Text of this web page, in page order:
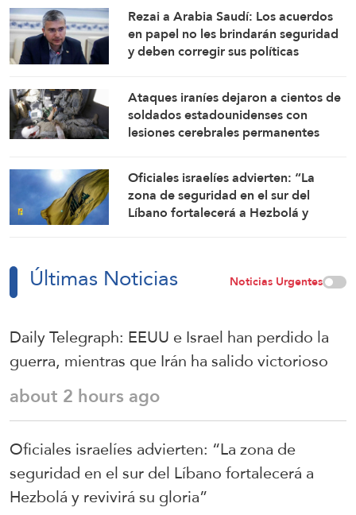
Rezai a Arabia Saudí: Los acuerdos
en papel no les brindarán seguridad
y deben corregir sus políticas
Ataques iraníes dejaron a cientos de
soldados estadounidenses con
lesiones cerebrales permanentes
Oficiales israelíes advierten: “La
zona de seguridad en el sur del
Líbano fortalecerá a Hezbolá y
Últimas Noticias Noticias Urgentes
Daily Telegraph: EEUU e Israel han perdido la
guerra, mientras que Irán ha salido victorioso
about 2 hours ago
Oficiales israelíes advierten: “La zona de
seguridad en el sur del Líbano fortalecerá a
Hezbolá y revivirá su gloria”